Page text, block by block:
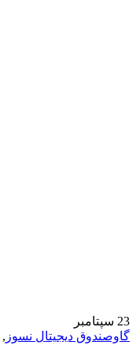
23 سپتامبر
گاوصندوق دیجیتال نسوز ,